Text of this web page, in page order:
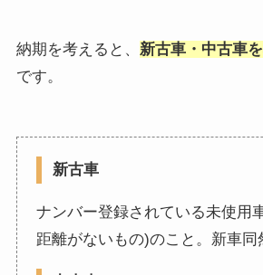
納期を考えると、 新古車・中古車
です。
新古車
ナンバー登録されている未使用
距離がないもの)のこと。新車同